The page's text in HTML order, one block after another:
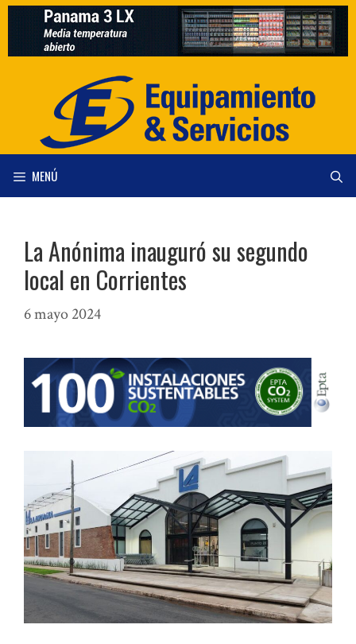
Saltar
contenido
MENÚ
La Anónima inauguró su segundo
local en Corrientes
6 mayo 2024